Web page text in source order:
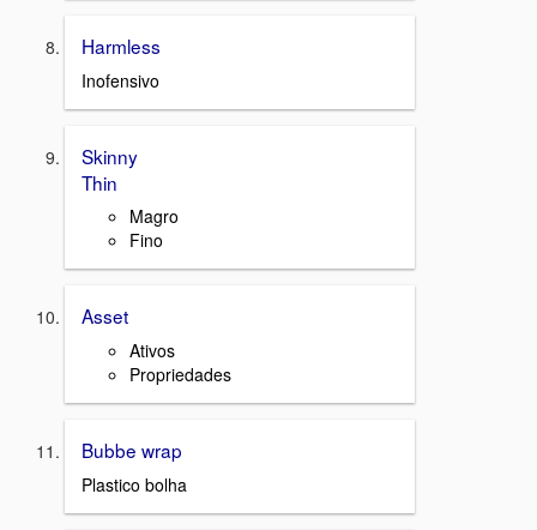
Harmless
Inofensivo
Skinny
Thin
Magro
Fino
Asset
Ativos
Propriedades
Bubbe wrap
Plastico bolha